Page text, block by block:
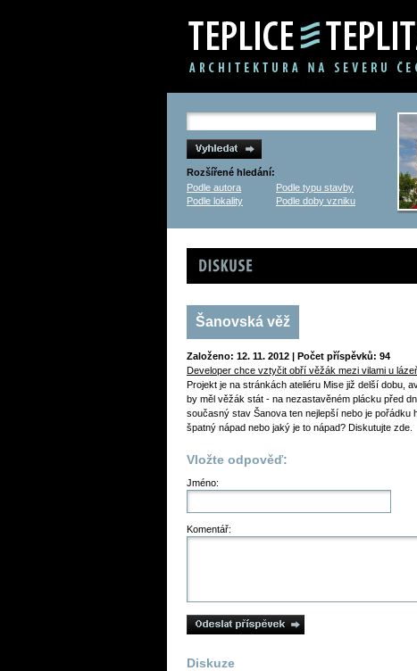
Rozšířené hledání:
Podle autora
Podle typu stavby
Podle lokality
Podle doby vzniku
Diskuse
Šanovská věž
Založeno: 12. 11. 2012 | Počet příspěvků: 94
Developer chce vztyčit obří věžák mezi vilami u
Projekt je na stránkách ateliéru Mise již delší dobu,
by měl věžák stát - na nezastavěném plácku před
současný stav Šanova ten nejlepší nebo je pořádku
špatný nápad nebo jaký je to nápad? Diskutujte zde.
Vložte odpověď:
Jméno:
Komentář:
Diskuze